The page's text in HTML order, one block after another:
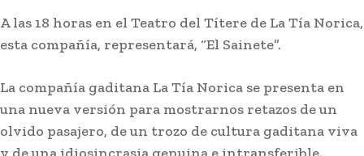
A las 18 horas en el Teatro del Títere de La Tía Norica,
esta compañía, representará, “El Sainete”.
La compañía gaditana La Tía Norica se presenta en
una nueva versión para mostrarnos retazos de un
olvido pasajero, de un trozo de cultura gaditana viva